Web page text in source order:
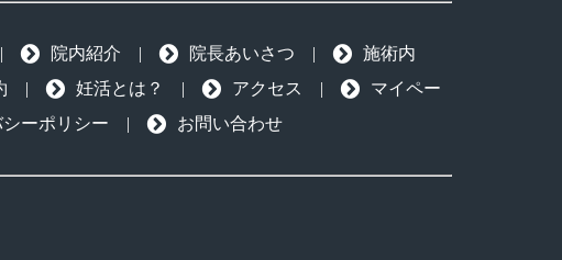
院内紹介 | 院長あいさつ |
施術内
| 妊活とは？ | アクセス |
マイペー
ーポリシー | お問い合わせ